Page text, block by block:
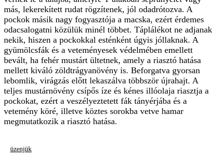
más, lekerekített rudat rögzítenek, jól odadrótozva. A
pockok másik nagy fogyasztója a macska, ezért érdemes
odacsalogatni közülük minél többet. Táplálékot ne adjanak
nekik, hiszen a pockokkal esténként úgyis jóllaknak. A
gyümölcsfák és a veteményesek védelmében emellett
bevált, ha fehér mustárt ültetnek, amely a riasztó hatása
mellett kiváló zöldtrágyanövény is. Beforgatva gyorsan
lebomlik, virágzás előtt lekaszálva többször újrahajt. A
teljes mustárnövény csípős íze és kénes illóolaja riasztja a
pockokat, ezért a veszélyeztetett fák tányérjába és a
vetemény köré, illetve köztes sorokba vetve hamar
megmutatkozik a riasztó hatása.
üzenjük